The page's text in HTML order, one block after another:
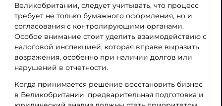
Великобритании, следует учитывать, что процесс
требует не только бумажного оформления, но и
согласования с контролирующими органами.
Особое внимание стоит уделить взаимодействию с
налоговой инспекцией, которая вправе выразить
возражения, особенно при наличии долгов или
нарушений в отчетности.
Когда принимается решение восстановить бизнес
в Великобритании, предварительная подготовка и